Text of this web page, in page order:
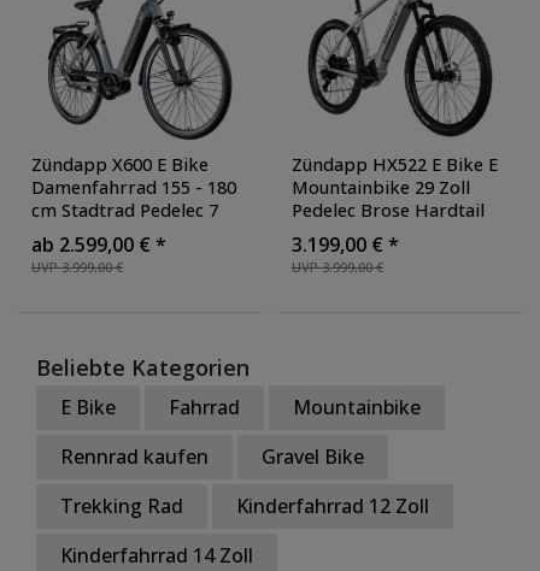
Zündapp X600 E Bike
Damenfahrrad 155 - 180
cm Stadtrad Pedelec 7
Gang Shimano Schaltung
Cityrad mit Bosch
Mittelmotor Hollandrad
UVP 3.999,00 €
ab 2.599,00 € *
Zündapp HX522 E Bike E
Mountainbike 29 Zoll
Pedelec Brose Hardtail
MTB Fahrrad Elektro
Fahrräder 12 Gang 522
Wh Akku, Farbe: silber
UVP 3.999,00 €
3.199,00 € *
Beliebte Kategorien
E Bike Fahrrad
Mountainbike
Rennrad kaufen
Gravel Bike
Trekking Rad
Kinderfahrrad 12 Zoll
Kinderfahrrad 14 Zoll